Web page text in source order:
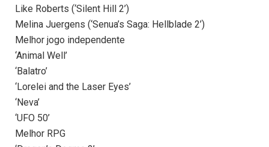
Like Roberts (‘Silent Hill 2’)
Melina Juergens (‘Senua’s Saga: Hellblade 2’)
Melhor jogo independente
‘Animal Well’
‘Balatro’
‘Lorelei and the Laser Eyes’
‘Neva’
‘UFO 50’
Melhor RPG